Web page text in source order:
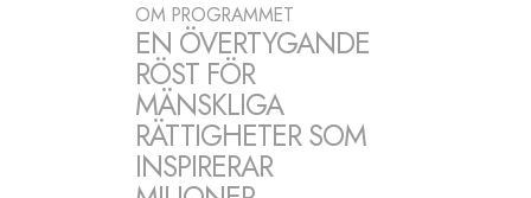
OM PROGRAMMET
EN ÖVERTYGANDE
RÖST FÖR
MÄNSKLIGA
RÄTTIGHETER SOM
INSPIRERAR